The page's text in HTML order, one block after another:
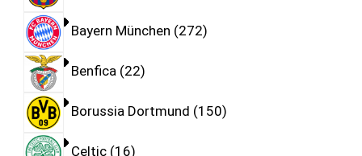
Bayern München 272
Benfica 22
Borussia Dortmund 150
Celtic 16